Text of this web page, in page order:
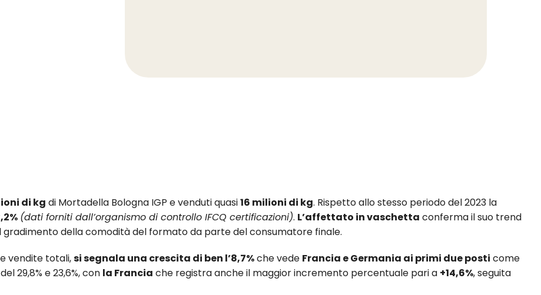
di kg di Mortadella Bologna IGP e venduti quasi16 milioni di kg. Rispetto allo stesso periodo del 2023 la
(dati forniti dall’organismo di controllo IFCQ certificazioni). L’affettato in vaschetta conferma il suo trend
gradimento della comodità del formato da parte del consumatore finale.
vendite totali,si segnala una crescita di ben l’8,7%che vede Francia e Germania ai primi due posti come
29,8% e 23,6%, con la Francia che registra anche il maggior incremento percentuale pari a +14,6%, seguita